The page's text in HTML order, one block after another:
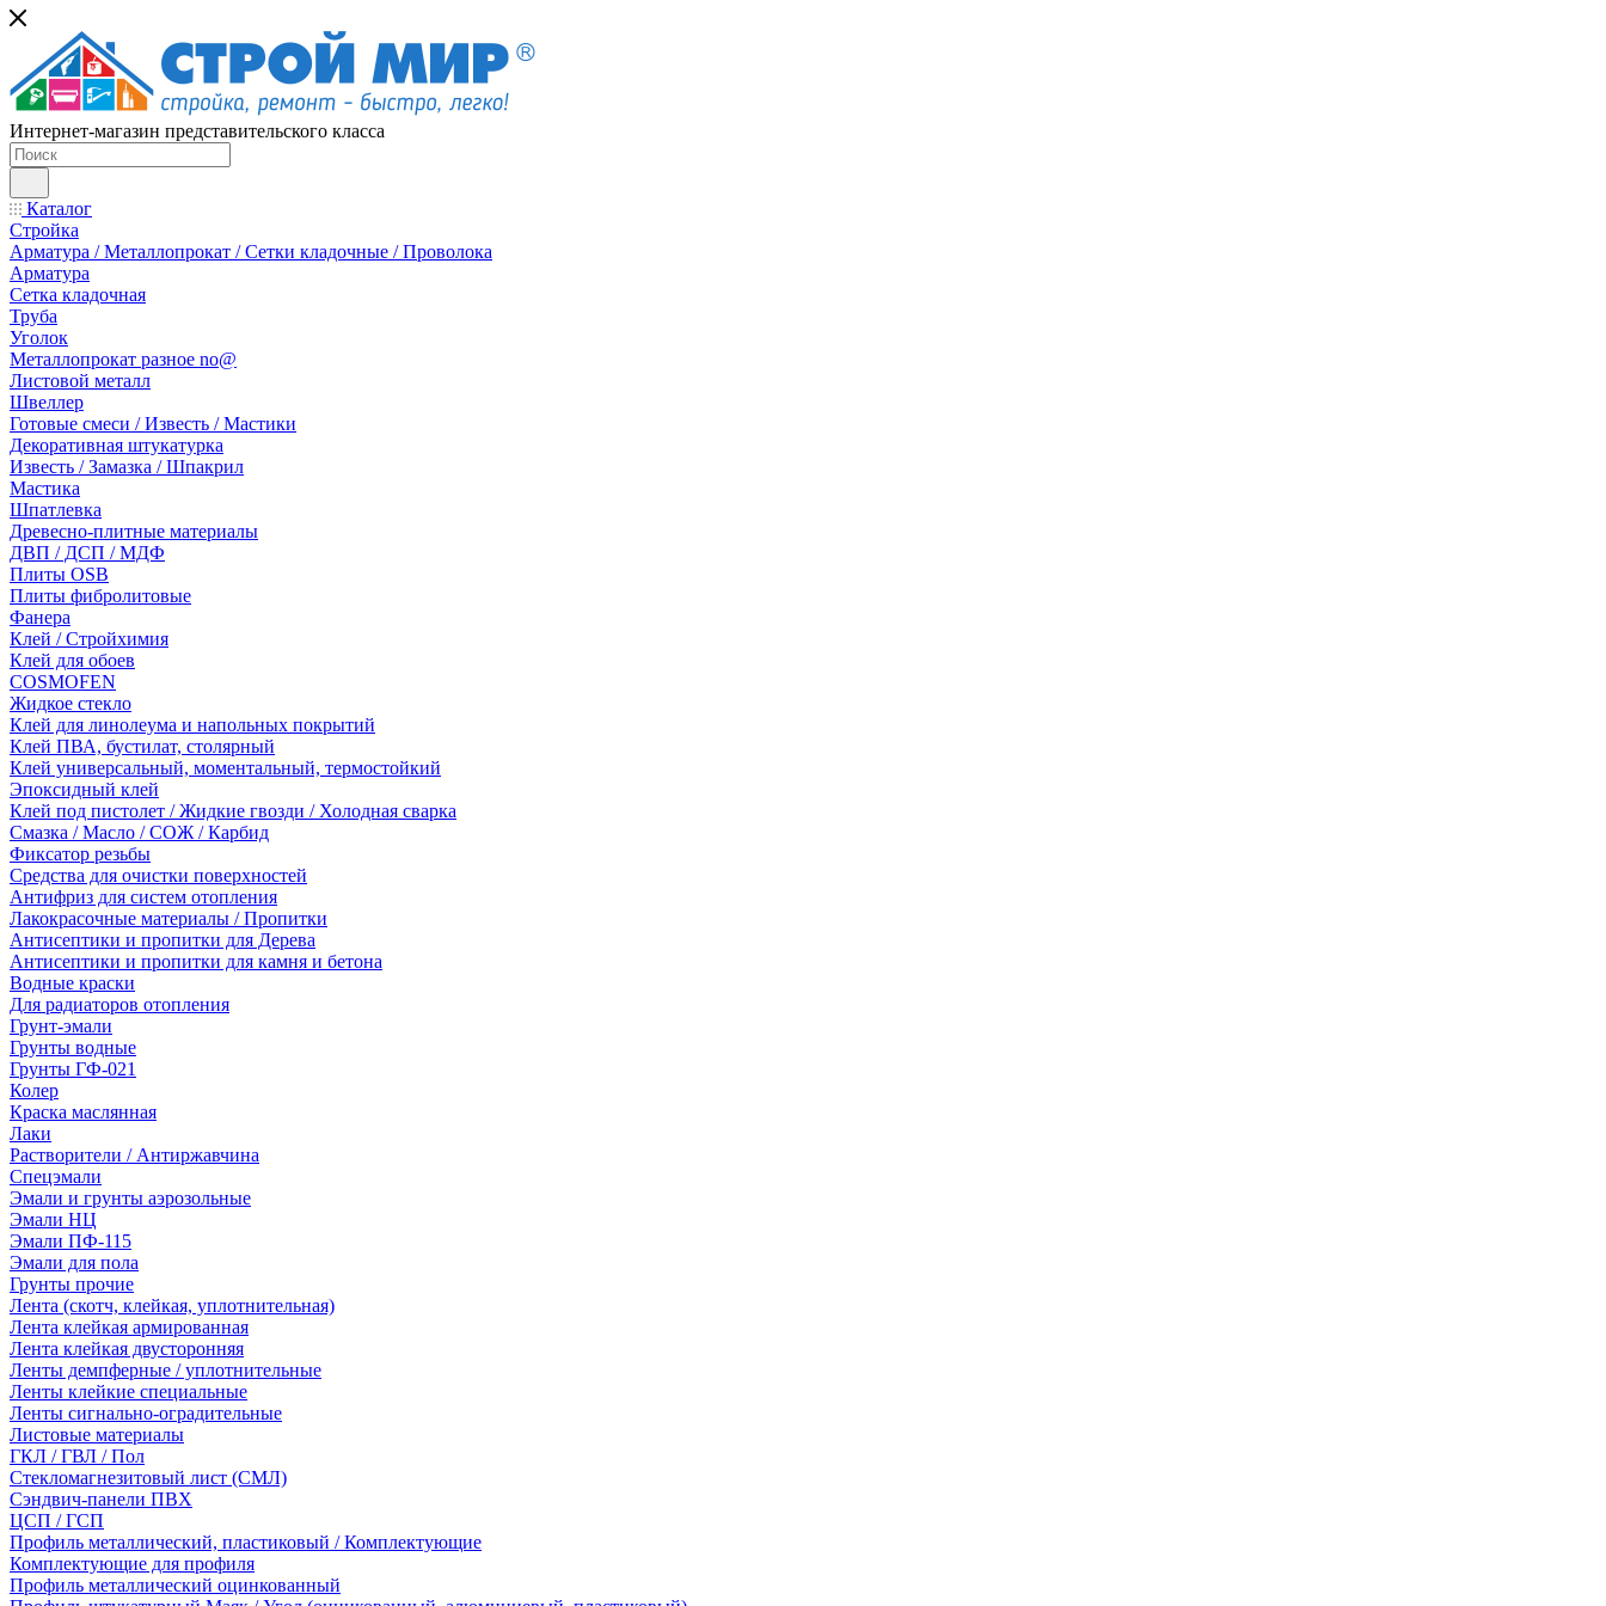
Интернет-магазин представительского класса
Каталог
Стройка
Арматура / Металлопрокат / Сетки кладочные / Проволока
Арматура
Сетка кладочная
Труба
Уголок
Металлопрокат разное no@
Листовой металл
Швеллер
Готовые смеси / Известь / Мастики
Декоративная штукатурка
Известь / Замазка / Шпакрил
Мастика
Шпатлевка
Древесно-плитные материалы
ДВП / ДСП / МДФ
Плиты OSB
Плиты фибролитовые
Фанера
Клей / Стройхимия
Клей для обоев
COSMOFEN
Жидкое стекло
Клей для линолеума и напольных покрытий
Клей ПВА, бустилат, столярный
Клей универсальный, моментальный, термостойкий
Эпоксидный клей
Клей под пистолет / Жидкие гвозди / Холодная сварка
Смазка / Масло / СОЖ / Карбид
Фиксатор резьбы
Средства для очистки поверхностей
Антифриз для систем отопления
Лакокрасочные материалы / Пропитки
Антисептики и пропитки для Дерева
Антисептики и пропитки для камня и бетона
Водные краски
Для радиаторов отопления
Грунт-эмали
Грунты водные
Грунты ГФ-021
Колер
Краска маслянная
Лаки
Растворители / Антиржавчина
Спецэмали
Эмали и грунты аэрозольные
Эмали НЦ
Эмали ПФ-115
Эмали для пола
Грунты прочие
Лента (скотч, клейкая, уплотнительная)
Лента клейкая армированная
Лента клейкая двусторонняя
Ленты демпферные / уплотнительные
Ленты клейкие специальные
Ленты сигнально-оградительные
Листовые материалы
ГКЛ / ГВЛ / Пол
Стекломагнезитовый лист (СМЛ)
Сэндвич-панели ПВХ
ЦСП / ГСП
Профиль металлический, пластиковый / Комплектующие
Комплектующие для профиля
Профиль металлический оцинкованный